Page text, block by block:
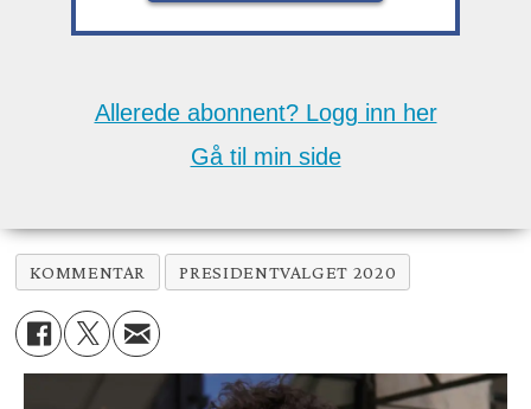
Allerede abonnent? Logg inn her
Gå til min side
KOMMENTAR PRESIDENTVALGET 2020